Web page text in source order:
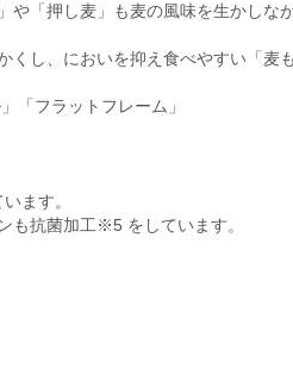
や「押し麦」も麦の風味を生かし
し、においを抑え食べやすい「麦
「フラットフレーム」
ます。
も抗菌加工※5 をしています。